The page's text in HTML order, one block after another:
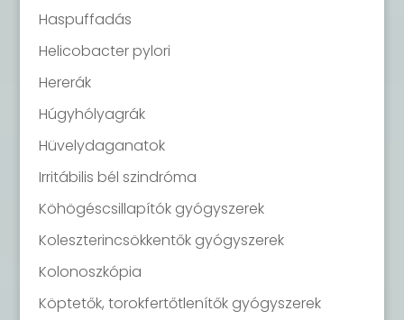
Haspuffadás
Helicobacter pylori
Hererák
Húgyhólyagrák
Hüvelydaganatok
Irritábilis bél szindróma
Köhögéscsillapítók gyógyszerek
Koleszterincsökkentők gyógyszerek
Kolonoszkópia
Köptetők, torokfertőtlenítők gyógyszerek